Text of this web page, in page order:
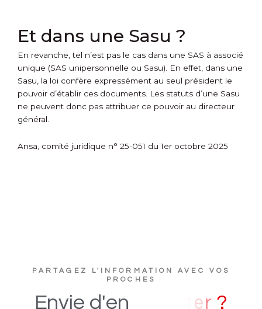
Et dans une Sasu ?
En revanche, tel n’est pas le cas dans une SAS à associé
unique (SAS unipersonnelle ou Sasu). En effet, dans une
Sasu, la loi confère expressément au seul président le
pouvoir d’établir ces documents. Les statuts d’une Sasu
ne peuvent donc pas attribuer ce pouvoir au directeur
général.
Ansa, comité juridique n° 25-051 du 1er octobre 2025
PARTAGEZ L'INFORMATION AVEC VOS
PROCHES
Envie d'en ?